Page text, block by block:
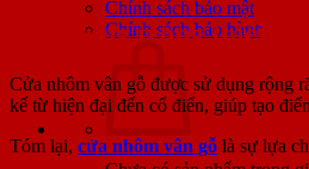
Chính sách bảo mật
Chính sách bảo hành
Ứng dụng trong thiết kế
Cửa nhôm vân gỗ được sử dụng rộng
kế từ hiện đại đến cổ điển, giúp tạo
Tóm lại, cửa nhôm vân gỗ là sự lựa